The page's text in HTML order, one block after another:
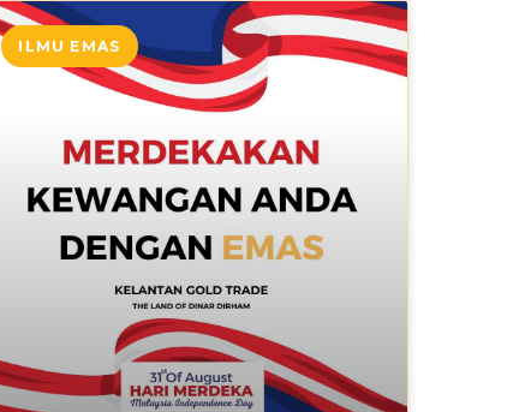
ILMU EMAS